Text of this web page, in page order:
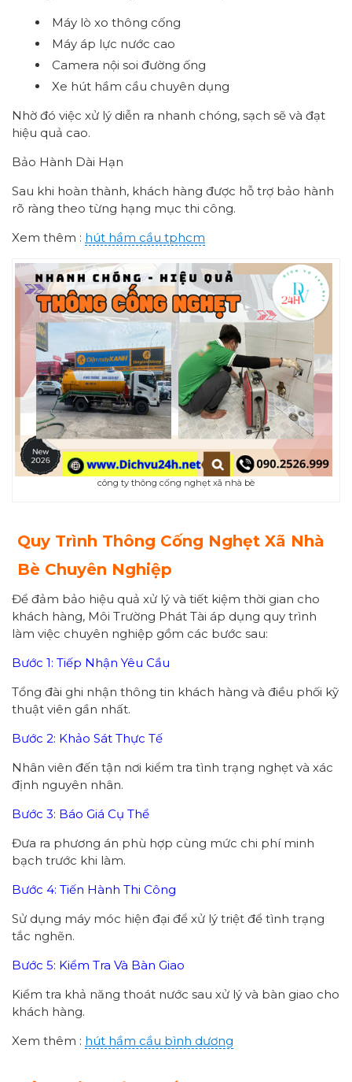
Máy lò xo thông cống
Máy áp lực nước cao
Camera nội soi đường ống
Xe hút hầm cầu chuyên dụng
Nhờ đó việc xử lý diễn ra nhanh chóng, sạch sẽ và đạt
hiệu quả cao.
Bảo Hành Dài Hạn
Sau khi hoàn thành, khách hàng được hỗ trợ bảo hành
rõ ràng theo từng hạng mục thi công.
Xem thêm : hút hầm cầu tphcm
công ty thông cống nghẹt xã nhà bè
Quy Trình Thông Cống Nghẹt Xã Nhà
Bè Chuyên Nghiệp
Để đảm bảo hiệu quả xử lý và tiết kiệm thời gian cho
khách hàng, Môi Trường Phát Tài áp dụng quy trình
làm việc chuyên nghiệp gồm các bước sau:
Bước 1: Tiếp Nhận Yêu Cầu
Tổng đài ghi nhận thông tin khách hàng và điều phối kỹ
thuật viên gần nhất.
Bước 2: Khảo Sát Thực Tế
Nhân viên đến tận nơi kiểm tra tình trạng nghẹt và xác
định nguyên nhân.
Bước 3: Báo Giá Cụ Thể
Đưa ra phương án phù hợp cùng mức chi phí minh
bạch trước khi làm.
Bước 4: Tiến Hành Thi Công
Sử dụng máy móc hiện đại để xử lý triệt để tình trạng
tắc nghẽn.
Bước 5: Kiểm Tra Và Bàn Giao
Kiểm tra khả năng thoát nước sau xử lý và bàn giao cho
khách hàng.
Xem thêm : hút hầm cầu bình dương